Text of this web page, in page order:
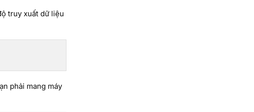
truy xuất dữ liệu
phải mang máy